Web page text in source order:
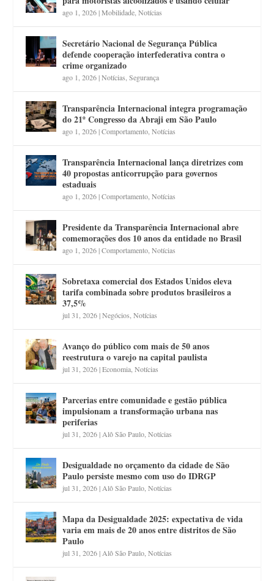
ago 1, 2026|Mobilidade ,Notícias
Secretário Nacional de Segurança Pública
defende cooperação interfederativa contra o
crime organizado
ago 1, 2026|Notícias ,Segurança
Transparência Internacional integra programação
do 21º Congresso da Abraji em São Paulo
ago 1, 2026|Comportamento ,Notícias
Transparência Internacional lança diretrizes com
40 propostas anticorrupção para governos
estaduais
ago 1, 2026|Comportamento ,Notícias
Presidente da Transparência Internacional abre
comemorações dos 10 anos da entidade no Brasil
ago 1, 2026|Comportamento ,Notícias
Sobretaxa comercial dos Estados Unidos eleva
tarifa combinada sobre produtos brasileiros a
37,5%
jul 31, 2026|Negócios ,Notícias
Avanço do público com mais de 50 anos
reestrutura o varejo na capital paulista
jul 31, 2026|Economia ,Notícias
Parcerias entre comunidade e gestão pública
impulsionam a transformação urbana nas
periferias
jul 31, 2026| Alô São Paulo ,Notícias
Desigualdade no orçamento da cidade de São
Paulo persiste mesmo com uso do IDRGP
jul 31, 2026| Alô São Paulo ,Notícias
Mapa da Desigualdade 2025: expectativa de vida
varia em mais de 20 anos entre distritos de São
Paulo
jul 31, 2026| Alô São Paulo ,Notícias